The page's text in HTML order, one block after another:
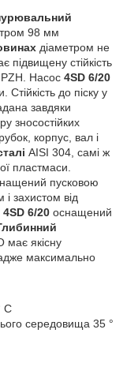
98 мм
діаметром не
підвищену стійкість
PZH. Насос 4SD 6/20
до піску у
завдяки
зносостійких
корпус, вал і
AISI 304, самі ж
пластмаси.
пусковою
захистом від
4SD 6/20 оснащений
має якісну
адже максимально
C
середовища 35 °